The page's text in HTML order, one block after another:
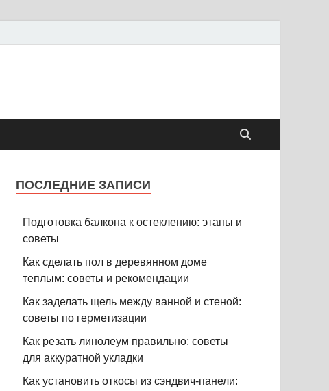
ПОСЛЕДНИЕ ЗАПИСИ
Подготовка балкона к остеклению: этапы и
советы
Как сделать пол в деревянном доме
теплым: советы и рекомендации
Как заделать щель между ванной и стеной:
советы по герметизации
Как резать линолеум правильно: советы
для аккуратной укладки
Как установить откосы из сэндвич-панели: